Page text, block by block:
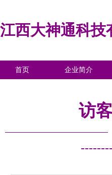
江西大神通科技
首页 企业简介
访